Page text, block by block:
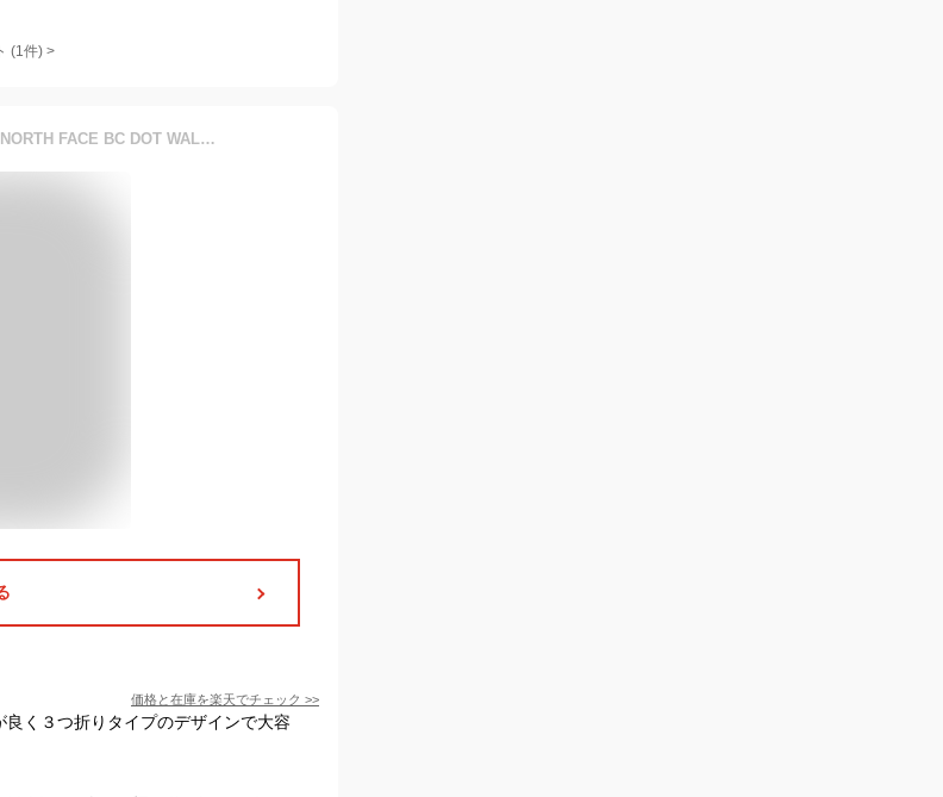
(1件) >
ノースフェイス 財布 メンズ レディース THE NORTH FACE BC DOT WALLET BCドットワレットサイフ 三つ折り 防水 アウトドア スポーツ ブランド ファッション 白 ピンク 紺 赤 nm82319メール便対応
価格と在庫を楽天でチェック >>
く３つ折りタイプのデザインで大容